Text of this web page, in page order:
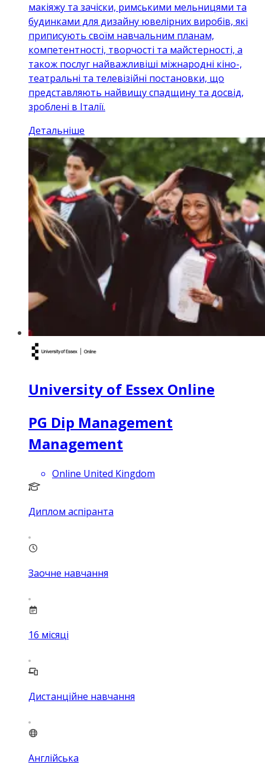
макіяжу та зачіски, римськими мельницями та
будинками для дизайну ювелірних виробів, які
приписують своїм навчальним планам,
компетентності, творчості та майстерності, а
також послуг найважливіші міжнародні кіно-,
театральні та телевізійні постановки, що
представляють найвищу спадщину та досвід,
зроблені в Італії.
Детальніше
University of Essex Online
PG Dip Management
Management
Online United Kingdom
Диплом аспіранта
Заочне навчання
16 місяці
Дистанційне навчання
Англійська